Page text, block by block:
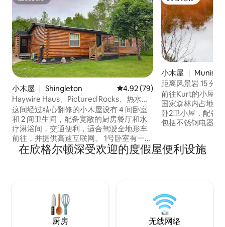
小木屋 ｜ Shingleton 平均评分 4.92 分（满分 5 分）
4.92 (79)
Haywire Haus、Pictured Rocks、热水浴
缸、ORV 小径
这间经过精心翻修的小木屋设有 4 间卧室
和 2 间卫生间，配备宽敞的厨房餐厅和水
疗淋浴间，交通便利，适合驾驶全地形车
前往，并提供高速互联网。 1号卧室有一张
原木标准双人四柱床和一张原木日式沙发
床。 2号卧室和3号卧室各配有 双层床，下
备了颗粒燃料烤架和颗粒燃料壁炉，可供
寒冷夜晚使用。 8 人热水浴缸。 停车位充
足，可停放拖车
小木屋 ｜
p
距离风景岩 15 分
屋
前往Kurt的小屋度
国家森林内占地40
卧2卫小屋，配备
包括不锈钢电器、
发床，可睡2人。
拿房！ 带上您的
在欣格尔顿深受欢迎的度假屋便利设施
厨房 无线网络